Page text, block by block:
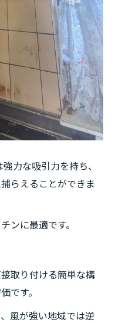
力な吸引力を持ち、
らえることができま
ンに最適です。
取り付ける簡単な構
です。
風が強い地域では逆